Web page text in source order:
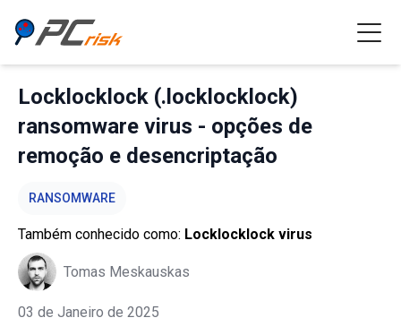
Locklocklock (.locklocklock)
ransomware virus - opções de
remoção e desencriptação
RANSOMWARE
Também conhecido como: Locklocklock virus
Tomas Meskauskas
03 de Janeiro de 2025